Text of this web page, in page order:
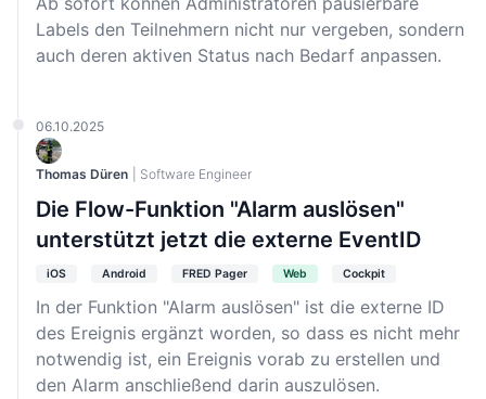
Labels den Teilnehmern nicht nur vergeben, sondern
auch deren aktiven Status nach Bedarf anpassen.
06.10.2025
Thomas Düren | Software Engineer
Die Flow-Funktion "Alarm auslösen"
unterstützt jetzt die externe EventID
iOS Android FRED Pager Web Cockpit
In der Funktion "Alarm auslösen" ist die externe ID
des Ereignis ergänzt worden, so dass es nicht mehr
notwendig ist, ein Ereignis vorab zu erstellen und
den Alarm anschließend darin auszulösen.